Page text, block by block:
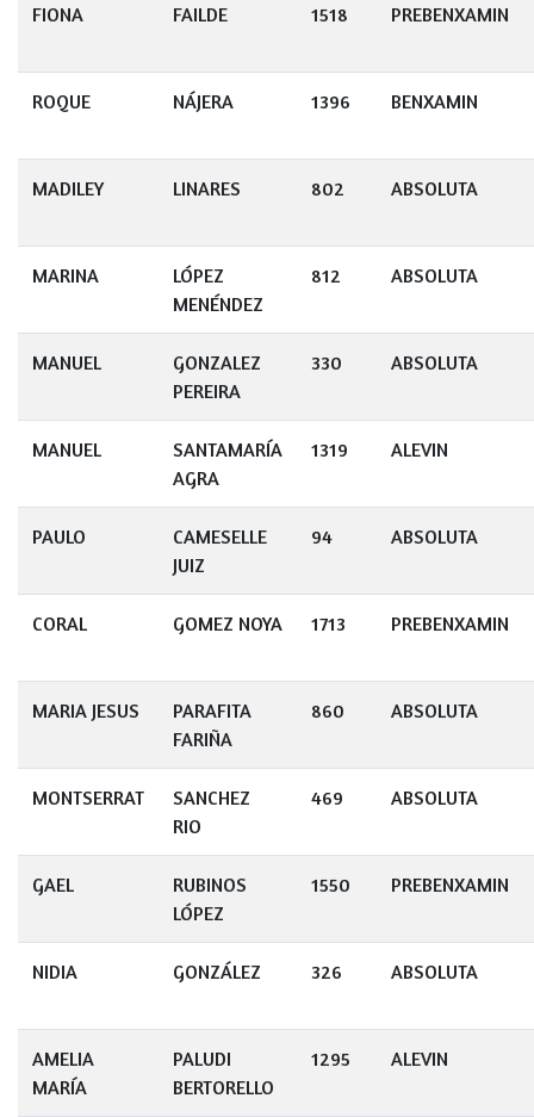
FIONA FAILDE 1518 PREBENXAMIN
ROQUE NÁJERA 1396 BENXAMIN
MADILEY LINARES 802 ABSOLUTA
MARINA
LÓPEZ
MENÉNDEZ
812 ABSOLUTA
MANUEL
GONZALEZ
PEREIRA
330 ABSOLUTA
MANUEL
SANTAMARÍA
AGRA
1319 ALEVIN
PAULO
CAMESELLE
JUIZ
94 ABSOLUTA
CORAL GOMEZ NOYA 1713 PREBENXAMIN
MARIA JESUS
PARAFITA
FARIÑA
860 ABSOLUTA
MONTSERRAT
SANCHEZ
RIO
469 ABSOLUTA
GAEL
RUBINOS
LÓPEZ
1550 PREBENXAMIN
NIDIA GONZÁLEZ 326 ABSOLUTA
AMELIA
MARÍA
PALUDI
BERTORELLO
1295 ALEVIN